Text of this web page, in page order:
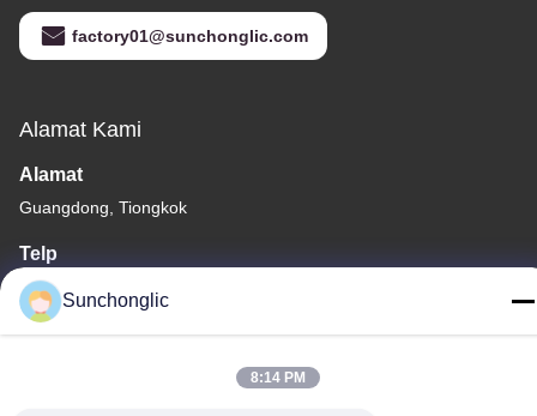
factory01@sunchonglic.com
Alamat Kami
Alamat
Guangdong, Tiongkok
Telp
86--13711271181
Sunchonglic
8:14 PM